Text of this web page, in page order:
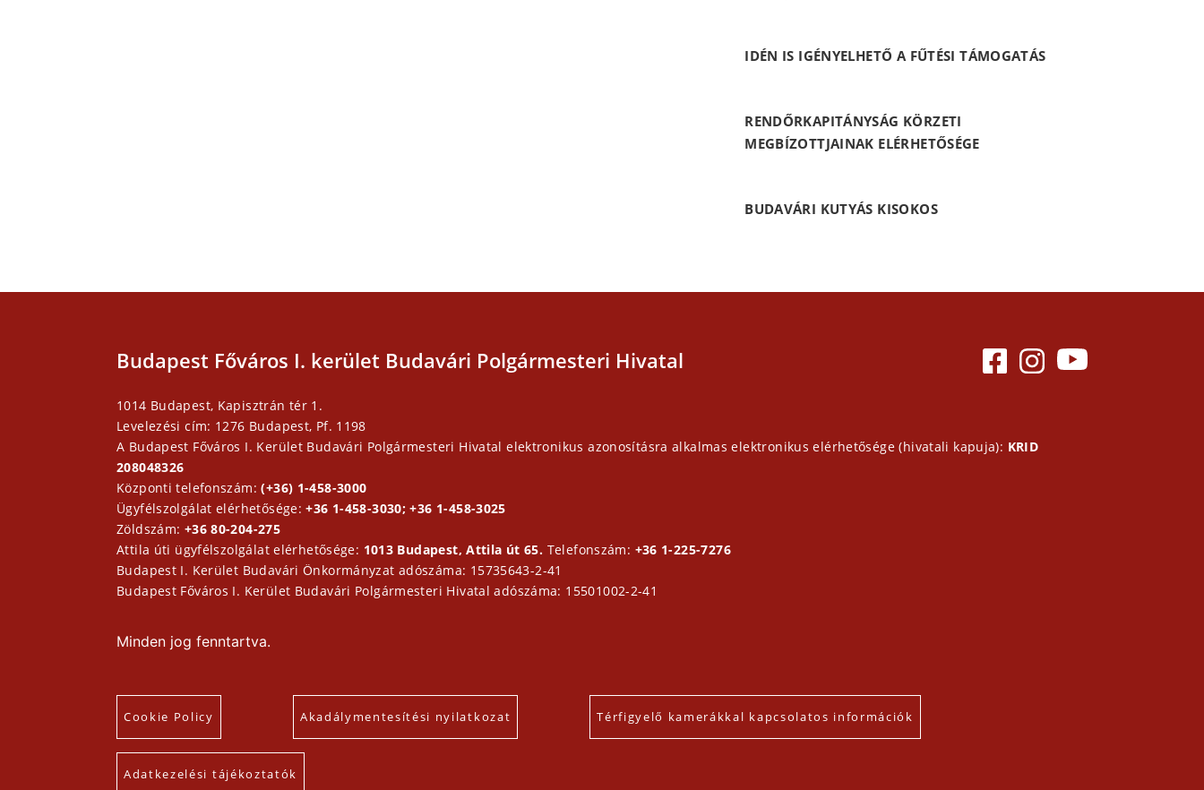
IDÉN IS IGÉNYELHETŐ A FŰTÉSI TÁMOGATÁS
RENDŐRKAPITÁNYSÁG KÖRZETI
MEGBÍZOTTJAINAK ELÉRHETŐSÉGE
BUDAVÁRI KUTYÁS KISOKOS
Budapest Főváros I. kerület Budavári Polgármesteri Hivatal
1014 Budapest, Kapisztrán tér 1.
Levelezési cím: 1276 Budapest, Pf. 1198
A Budapest Főváros I. Kerület Budavári Polgármesteri Hivatal elektronikus azonosításra alkalmas elektronikus elérhetősége (hivatali kapuja): KRID
208048326
Központi telefonszám:(+36) 1-458-3000
Ügyfélszolgálat elérhetősége:+36 1-458-3030; +36 1-458-3025
Zöldszám: +36 80-204-275
Attila úti ügyfélszolgálat elérhetősége: 1013 Budapest, Attila út 65. Telefonszám: +36 1-225-7276
Budapest I. Kerület Budavári Önkormányzat adószáma: 15735643-2-41
Budapest Főváros I. Kerület Budavári Polgármesteri Hivatal adószáma: 15501002-2-41
Minden jog fenntartva.
Cookie Policy Akadálymentesítési nyilatkozat Térfigyelő kamerákkal kapcsolatos információk
Adatkezelési tájékoztatók